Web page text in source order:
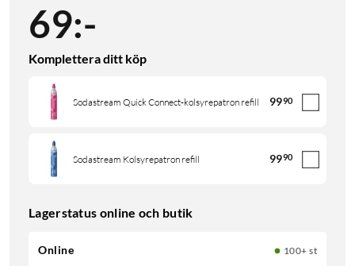
69:-
Komplettera ditt köp
Sodastream Quick Connect-kolsyrepatron refill 9990
Sodastream Kolsyrepatron refill 9990
Lagerstatus online och butik
Online
100+ st